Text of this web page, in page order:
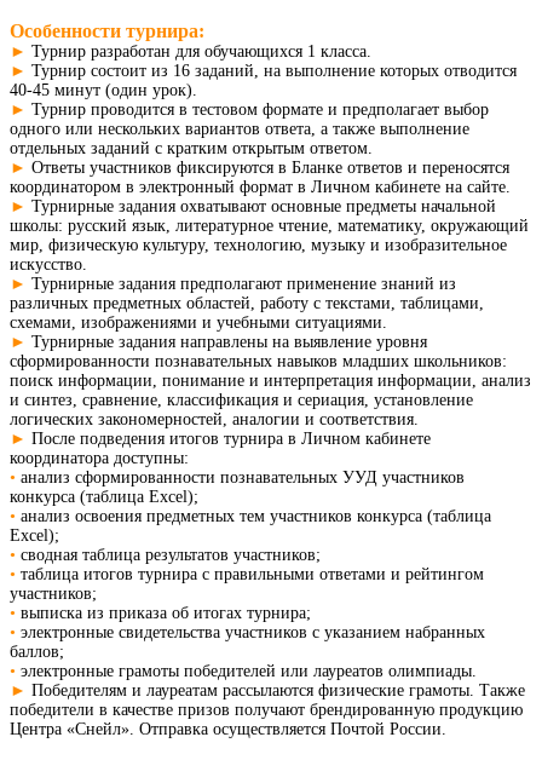
Особенности турнира:
► Турнир разработан для обучающихся 1 класса.
► Турнир состоит из 16 заданий, на выполнение которых отводится
40-45 минут (один урок).
► Турнир проводится в тестовом формате и предполагает выбор
одного или нескольких вариантов ответа, а также выполнение
отдельных заданий с кратким открытым ответом.
► Ответы участников фиксируются в Бланке ответов и переносятся
координатором в электронный формат в Личном кабинете на сайте.
► Турнирные задания охватывают основные предметы начальной
школы: русский язык, литературное чтение, математику, окружающий
мир, физическую культуру, технологию, музыку и изобразительное
искусство.
► Турнирные задания предполагают применение знаний из
различных предметных областей, работу с текстами, таблицами,
схемами, изображениями и учебными ситуациями.
► Турнирные задания направлены на выявление уровня
сформированности познавательных навыков младших школьников:
поиск информации, понимание и интерпретация информации, анализ
и синтез, сравнение, классификация и сериация, установление
логических закономерностей, аналогии и соответствия.
► После подведения итогов турнира в Личном кабинете
координатора доступны:
• анализ сформированности познавательных УУД участников
конкурса (таблица Excel);
• анализ освоения предметных тем участников конкурса (таблица
Excel);
• сводная таблица результатов участников;
• таблица итогов турнира с правильными ответами и рейтингом
участников;
• выписка из приказа об итогах турнира;
• электронные свидетельства участников с указанием набранных
баллов;
• электронные грамоты победителей или лауреатов олимпиады.
► Победителям и лауреатам рассылаются физические грамоты. Также
победители в качестве призов получают брендированную продукцию
Центра «Снейл». Отправка осуществляется Почтой России.